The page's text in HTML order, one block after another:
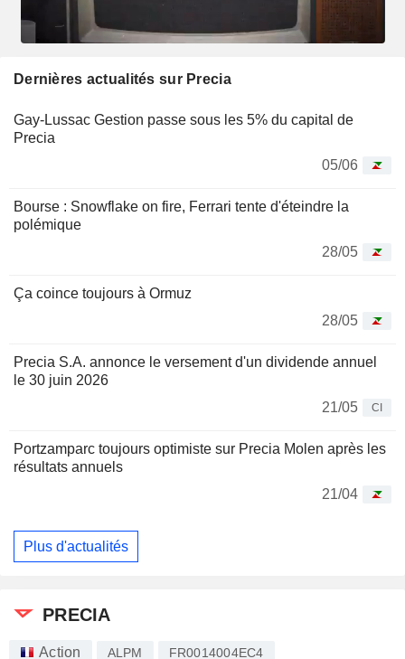
Dernières actualités sur Precia
Gay-Lussac Gestion passe sous les 5% du capital de
Precia
05/06
Bourse : Snowflake on fire, Ferrari tente d'éteindre la
polémique
28/05
Ça coince toujours à Ormuz
28/05
Precia S.A. annonce le versement d'un dividende annuel
le 30 juin 2026
21/05
CI
Portzamparc toujours optimiste sur Precia Molen après les
résultats annuels
21/04
Plus d'actualités
PRECIA
Action ALPM FR0014004EC4